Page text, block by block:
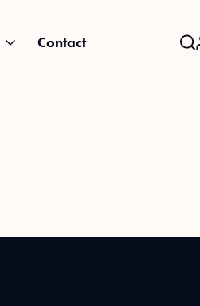
Contact